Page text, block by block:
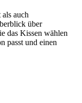
auch
über
das Kissen wählen
passt und einen